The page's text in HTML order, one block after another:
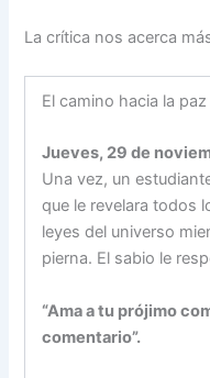
La crítica nos acerca
El camino hacia la paz
Jueves, 29 de
Una vez, un
que le revelara todos
leyes del universo
pierna. El sabio le
“Ama a tu prójimo
comentario”.